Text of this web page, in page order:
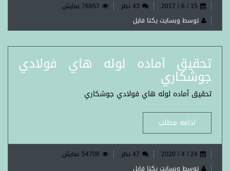
15 / 6 / 2017 43 نظر
76957 نمایش
توسط وبسایت یکتا فایل
تحقیق آماده لوله هاي فولادي
جوشكاري
تحقیق آماده لوله هاي فولادي جوشكاري
ادامه مطلب
24 / 4 / 2020 47 نظر
54706 نمایش
توسط وبسایت یکتا فایل